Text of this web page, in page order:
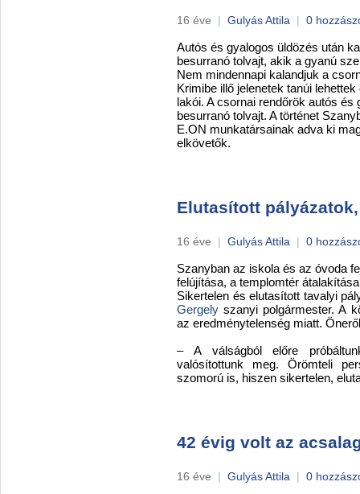
16 éve | Gulyás Attila | 0
Autós és gyalogos üldözés után
besurranó tolvajt, akik a gyanú
Nem mindennapi kalandjuk a
Krimibe illő jelenetek tanúi
lakói. A csornai rendőrök autós
besurranó tolvajt. A történet
E.ON munkatársainak adva ki
elkövetők.
Elutasított
16 éve | Gulyás Attila | 0
Szanyban az iskola és az óvoda
felújítása, a templomtér
Sikertelen és elutasított tavalyi
Gergely szanyi polgármester. A
az eredménytelenség miatt.
– A válságból előre
valósítottunk meg. Örömteli
szomorú is, hiszen sikertelen,
42 évig volt az
16 éve | Gulyás Attila | 0